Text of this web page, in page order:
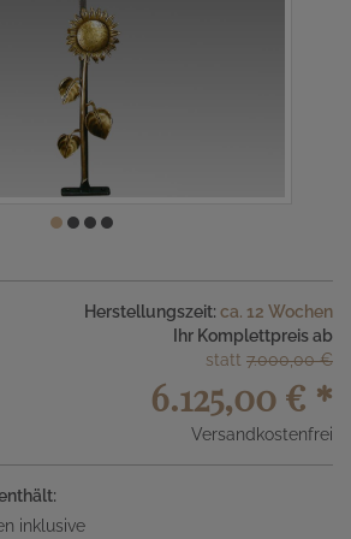
Herstellungszeit: ca. 12 Wochen
Ihr Komplettpreis ab
statt 7.000,00 €
6.125,00 € *
Versandkostenfrei
inklusive